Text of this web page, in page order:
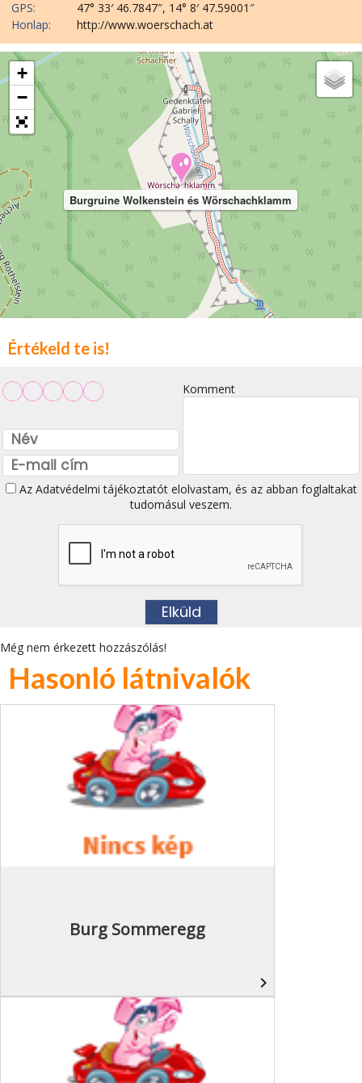
GPS:
47° 33′ 46.7847″, 14° 8′ 47.59001″
Honlap:
http://www.woerschach.at
Burgruine Wolkenstein és Wörschachklamm
+
−
Értékeld te is!
Komment
Az Adatvédelmi tájékoztatótelolvastam, és az abban foglaltakat
tudomásul veszem.
Még nem érkezett hozzászólás!
Hasonló látnivalók
Burg Sommeregg
navigate_next